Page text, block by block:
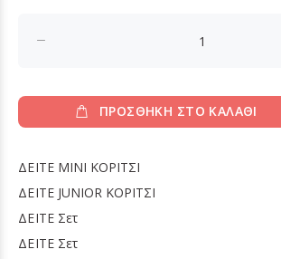
ΠΡΟΣΘΗΚΗ ΣΤΟ ΚΑΛΑΘΙ
ΔΕΙΤΕ MINI ΚΟΡΙΤΣΙ
ΔΕΙΤΕ JUNIOR ΚΟΡΙΤΣΙ
ΔΕΙΤΕ Σετ
ΔΕΙΤΕ Σετ